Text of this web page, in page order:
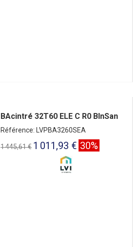
BAcintré 32T60 ELE C R0 BlnSan
Référence: LVPBA3260SEA
1 445,61 € 1 011,93 € 30%